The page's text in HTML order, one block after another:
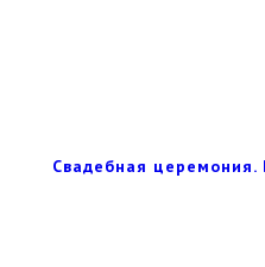
Свадебная